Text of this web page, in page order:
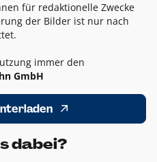
für redaktionelle Zwecke
der Bilder ist nur nach
immer den
GmbH
dabei?